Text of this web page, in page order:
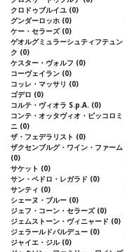
クロドゥブルイユ (0)
グンダーロッホ (0)
ケー・セラーズ (0)
ゲオルグミュラーシュティフテュン
ク (0)
ケスター・ヴォルフ (0)
コーヴェイラン (0)
コッレ・マッサリ (0)
ゴデロ (0)
コルテ・ヴィオラ S.p.A. (0)
コンテ・オッタヴィオ・ピッコロミ
ニ (0)
ザ・フェデラリスト (0)
ザクセンブルグ・ワイン・ファーム
(0)
サケット (0)
サン・ペドロ・レガラド (0)
サンティ (0)
シェーヌ・ブルー (0)
ジェフ・コーン・セラーズ (0)
ジェムストーン・ヴィニャード (0)
ジェラールドパルデュー (0)
ジャイエ・ジル (0)